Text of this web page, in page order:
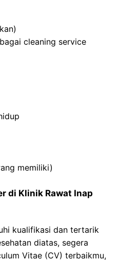
cleaning service
memiliki)
di Klinik Rawat Inap
kualifikasi dan tertarik
diatas, segera
Vitae (CV) terbaikmu,